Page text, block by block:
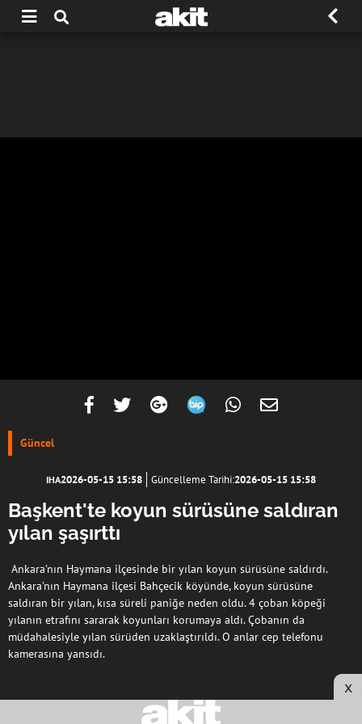
Güncel
IHA2026-05-15 15:58 Güncelleme Tarihi:2026-05-15 15:58
Başkent'te koyun sürüsüne saldıran
yılan şaşırttı
Ankara’nın Haymana ilçesinde bir yılan koyun sürüsüne saldırdı.
Ankara’nın Haymana ilçesi Bahçecik köyünde, koyun sürüsüne
saldıran bir yılan, kısa süreli paniğe neden oldu. 4 çoban köpeği
yılanın etrafını sararak koyunları korumaya aldı. Çobanın da
müdahalesiyle yılan sürüden uzaklaştırıldı. O anlar cep telefonu
kamerasına yansıdı.
x